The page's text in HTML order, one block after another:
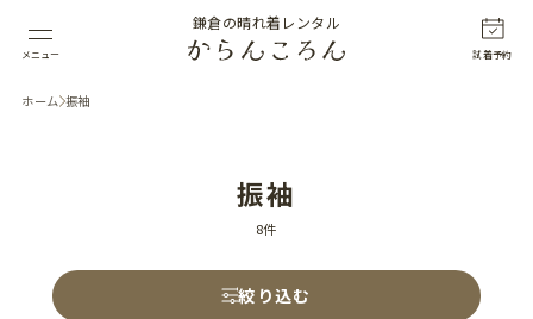
メニュー
鎌倉の晴れ着レンタル
試着予約
ホーム 振袖
振袖
8件
絞り込む